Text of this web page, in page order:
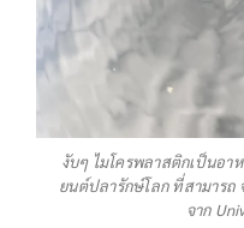
งับๆ ไมโครพลาสติกเป็นอา
ยนต์ปลารักษ์โลก ที่สามารถ
จาก